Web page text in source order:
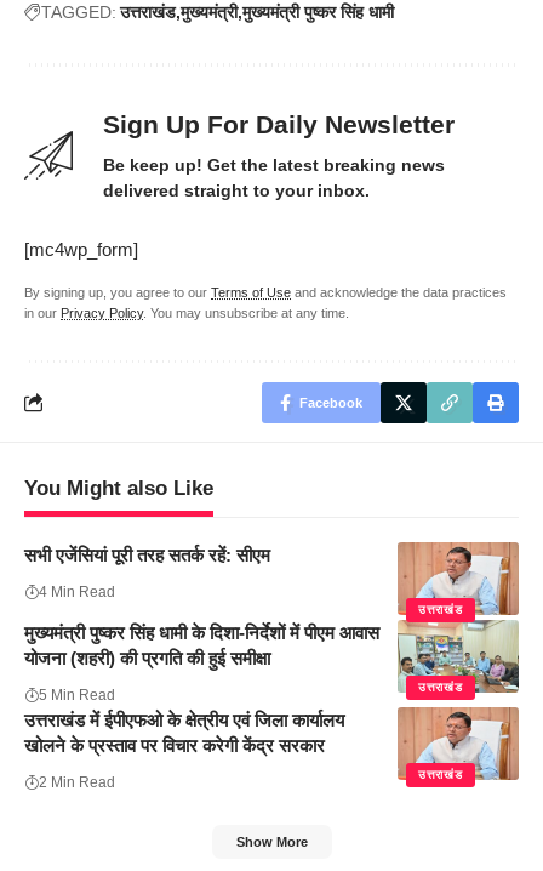
TAGGED: उत्तराखंड मुख्यमंत्री मुख्यमंत्री पुष्कर सिंह धामी
Sign Up For Daily Newsletter
Be keep up! Get the latest breaking news
delivered straight to your inbox.
[mc4wp_form]
By signing up, you agree to our Terms of Use and acknowledge the data practices
in our Privacy Policy. You may unsubscribe at any time.
Facebook
You Might also Like
उत्तराखंड
सभी एजेंसियां पूरी तरह सतर्क रहें: सीएम
4 Min Read
उत्तराखंड
मुख्यमंत्री पुष्कर सिंह धामी के दिशा-निर्देशों में पीएम आवास
योजना (शहरी) की प्रगति की हुई समीक्षा
5 Min Read
उत्तराखंड
उत्तराखंड में ईपीएफओ के क्षेत्रीय एवं जिला कार्यालय
खोलने के प्रस्ताव पर विचार करेगी केंद्र सरकार
2 Min Read
Show More